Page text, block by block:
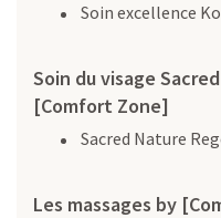
Soin excellence
Soin du visage
[Comfort Zone]
Sacred Nature
Les massages by